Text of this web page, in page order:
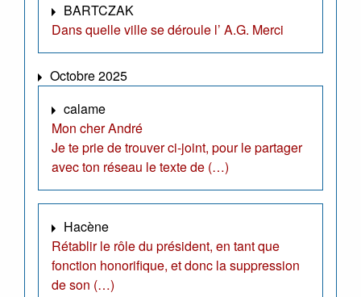
BARTCZAK
Dans quelle ville se déroule l’ A.G. Merci
Octobre 2025
calame
Mon cher André
Je te prie de trouver ci-joint, pour le partager
avec ton réseau le texte de (…)
Hacène
Rétablir le rôle du président, en tant que
fonction honorifique, et donc la suppression
de son (…)